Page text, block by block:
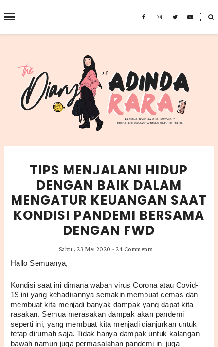
˟
SEARCH THIS BLOG
TIPS MENJALANI HIDUP
DENGAN BAIK DALAM
MENGATUR KEUANGAN SAAT
KONDISI PANDEMI BERSAMA
DENGAN FWD
Sabtu, 23 Mei 2020 -24 Comments
Hallo Semuanya,
Kondisi saat ini dimana wabah virus Corona atau Covid-
19 ini yang kehadirannya semakin membuat cemas dan
membuat kita menjadi banyak dampak yang dapat kita
rasakan. Semua merasakan dampak akan pandemi
seperti ini, yang membuat kita menjadi dianjurkan untuk
tetap dirumah saja. Tidak hanya dampak untuk kalangan
bawah namun juga permasalahan pandemi ini juga